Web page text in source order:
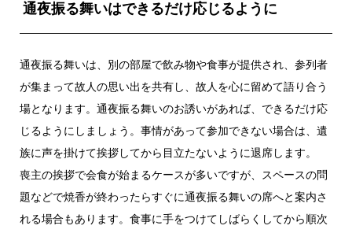
通夜振る舞いはできるだけ応じるように
通夜振る舞いは、別の部屋で飲み物や食事が提供され、参列者
が集まって故人の思い出を共有し、故人を心に留めて語り合う
場となります。通夜振る舞いのお誘いがあれば、できるだけ応
じるようにしましょう。事情があって参加できない場合は、遺
族に声を掛けて挨拶してから目立たないように退席します。
喪主の挨拶で会食が始まるケースが多いですが、スペースの問
題などで焼香が終わったらすぐに通夜振る舞いの席へと案内さ
れる場合もあります。食事に手をつけてしばらくしてから順次